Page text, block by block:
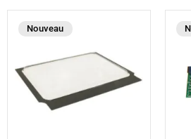
Nouveau